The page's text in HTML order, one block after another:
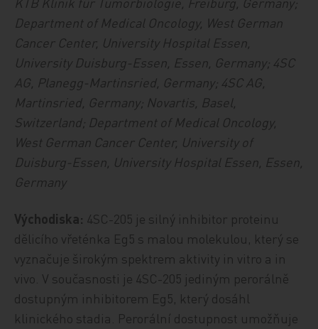
Department of Medical Oncology, West German
Cancer Center, University Hospital Essen,
University Duisburg-Essen, Essen, Germany; 4SC
AG, Planegg-Martinsried, Germany; 4SC AG,
Martinsried, Germany; Novartis, Basel,
Switzerland; Department of Medical Oncology,
West German Cancer Center, University of
Duisburg-Essen, University Hospital Essen, Essen,
Germany
Východiska: 4SC-205 je silný inhibitor proteinu
dělicího vřeténka Eg5 s malou molekulou, který se
vyznačuje širokým spektrem aktivity in vitro a in
vivo. V současnosti je 4SC-205 jediným perorálně
dostupným inhibitorem Eg5, který dosáhl
klinického stadia. Perorální dostupnost umožňuje